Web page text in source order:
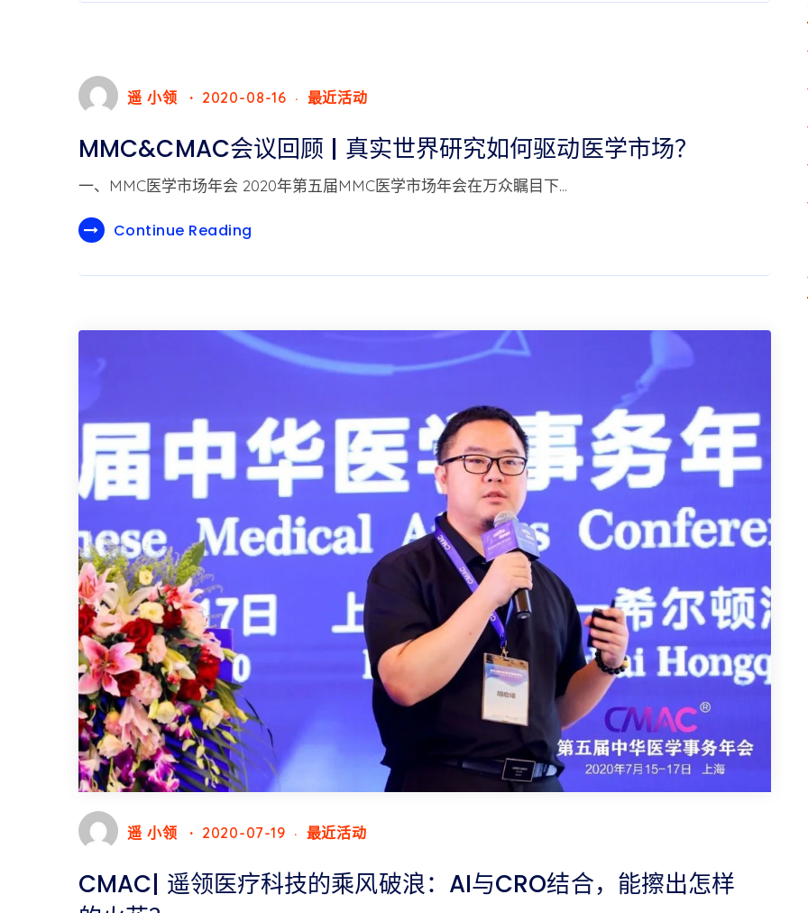
遥 小领 2020-08-16 最近活动
MMC&CMAC会议回顾 | 真实世界研究如何驱动医学市场？
一、MMC医学市场年会 2020年第五届MMC医学市场年会在万众瞩目下…
Continue Reading
遥 小领 2020-07-19 最近活动
CMAC| 遥领医疗科技的乘风破浪：AI与CRO结合，能擦出怎样